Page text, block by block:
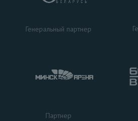
Генеральный партнер
Партнер